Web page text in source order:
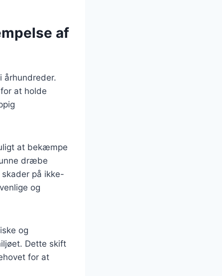
af
århundreder.
at holde
at bekæmpe
dræbe
på ikke-
og
og
Dette skift
for at